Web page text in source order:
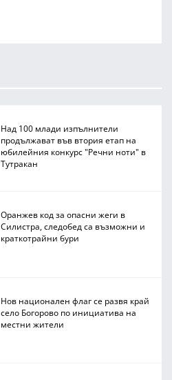
Над 100 млади изпълнители
продължават във втория етап на
юбилейния конкурс "Речни ноти" в
Тутракан
Оранжев код за опасни жеги в
Силистра, следобед са възможни и
краткотрайни бури
Нов национален флаг се развя край
село Богорово по инициатива на
местни жители